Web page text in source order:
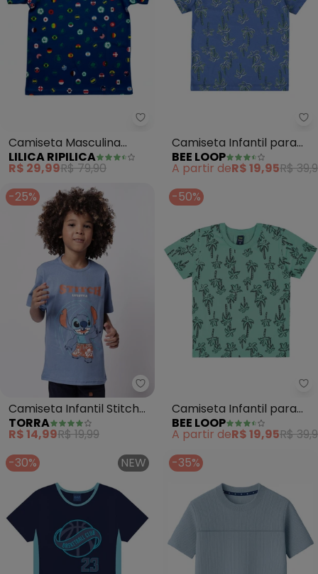
Lilica Ripilica - Camiseta
Camiseta Masculina
Mundo Ripilica (Azul)
LILICA RIPILICA
R$ 29,99R$ 79,90
Camiseta Infantil para
Menino (Azul)
BEE LOOP
A partir deR$ 19,95R$
-25%
Torra - Camiseta Infantil Stitch
Camiseta Infantil Stitch
Manga Curta (Azul)
TORRA
R$ 14,99R$ 19,99
-50%
Camiseta Infantil para
Menino (Azul)
BEE LOOP
A partir deR$ 19,95R$
-30%
NEW -35%